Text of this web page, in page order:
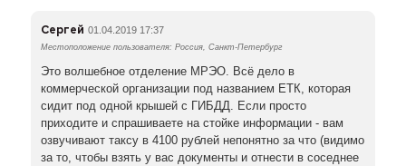
Сергей 01.04.2019 17:37
Местоположение пользователя: Россия, Санкт-Петербург
Это волшебное отделение МРЭО. Всё дело в
коммерческой организации под названием ЕТК, которая
сидит под одной крышей с ГИБДД. Если просто
приходите и спрашиваете на стойке информации - вам
озвучивают таксу в 4100 рублей непонятно за что (видимо
за то, чтобы взять у вас документы и отнести в соседнее